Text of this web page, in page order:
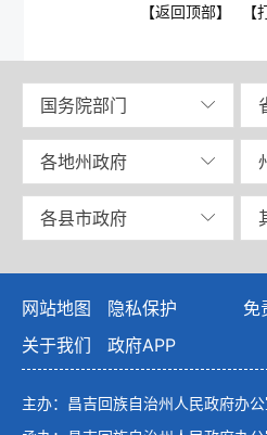
【返回顶部】 【
国务院部门
各地州政府
各县市政府
网站地图 隐私保护 免
关于我们
政府APP
主办：昌吉回族自治州人民政府办公